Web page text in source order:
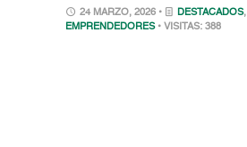
24 MARZO, 2026 • DESTACADOS,
EMPRENDEDORES • VISITAS: 388